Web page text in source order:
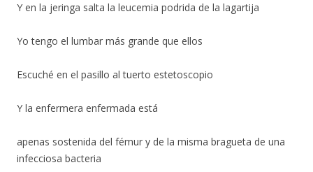
Y en la jeringa salta la leucemia podrida de la lagartija
Yo tengo el lumbar más grande que ellos
Escuché en el pasillo al tuerto estetoscopio
Y la enfermera enfermada está
apenas sostenida del fémur y de la misma bragueta de una
infecciosa bacteria